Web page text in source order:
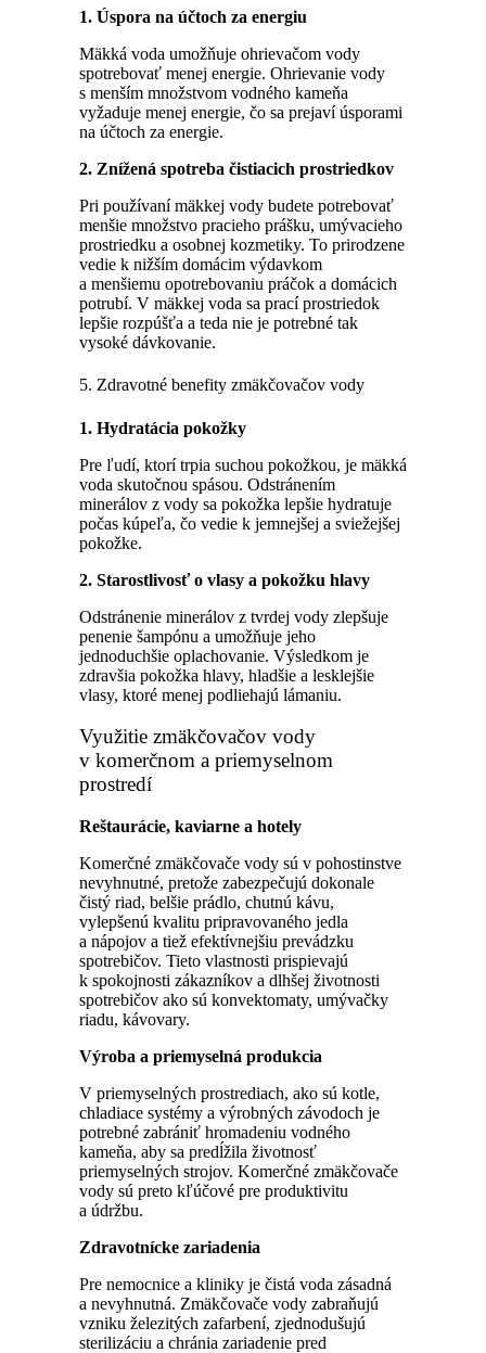
1. Úspora na účtoch za energiu
Mäkká voda umožňuje ohrievačom vody
spotrebovať menej energie. Ohrievanie vody
s menším množstvom vodného kameňa
vyžaduje menej energie, čo sa prejaví úsporami
na účtoch za energie.
2. Znížená spotreba čistiacich prostriedkov
Pri používaní mäkkej vody budete potrebovať
menšie množstvo pracieho prášku, umývacieho
prostriedku a osobnej kozmetiky. To prirodzene
vedie k nižším domácim výdavkom
a menšiemu opotrebovaniu práčok a domácich
potrubí. V mäkkej voda sa prací prostriedok
lepšie rozpúšťa a teda nie je potrebné tak
vysoké dávkovanie.
5. Zdravotné benefity zmäkčovačov vody
1. Hydratácia pokožky
Pre ľudí, ktorí trpia suchou pokožkou, je mäkká
voda skutočnou spásou. Odstránením
minerálov z vody sa pokožka lepšie hydratuje
počas kúpeľa, čo vedie k jemnejšej a sviežejšej
pokožke.
2. Starostlivosť o vlasy a pokožku hlavy
Odstránenie minerálov z tvrdej vody zlepšuje
penenie šampónu a umožňuje jeho
jednoduchšie oplachovanie. Výsledkom je
zdravšia pokožka hlavy, hladšie a lesklejšie
vlasy, ktoré menej podliehajú lámaniu.
Využitie zmäkčovačov vody
v komerčnom a priemyselnom
prostredí
Reštaurácie, kaviarne a hotely
Komerčné zmäkčovače vody sú v pohostinstve
nevyhnutné, pretože zabezpečujú dokonale
čistý riad, belšie prádlo, chutnú kávu,
vylepšenú kvalitu pripravovaného jedla
a nápojov a tiež efektívnejšiu prevádzku
spotrebičov. Tieto vlastnosti prispievajú
k spokojnosti zákazníkov a dlhšej životnosti
spotrebičov ako sú konvektomaty, umývačky
riadu, kávovary.
Výroba a priemyselná produkcia
V priemyselných prostrediach, ako sú kotle,
chladiace systémy a výrobných závodoch je
potrebné zabrániť hromadeniu vodného
kameňa, aby sa predĺžila životnosť
priemyselných strojov. Komerčné zmäkčovače
vody sú preto kľúčové pre produktivitu
a údržbu.
Zdravotnícke zariadenia
Pre nemocnice a kliniky je čistá voda zásadná
a nevyhnutná. Zmäkčovače vody zabraňujú
vzniku železitých zafarbení, zjednodušujú
sterilizáciu a chránia zariadenie pred